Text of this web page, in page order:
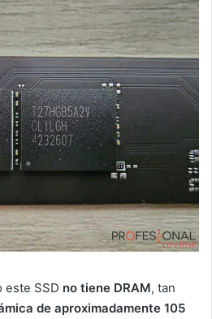
este SSD no tiene DRAM, tan
de aproximadamente 105